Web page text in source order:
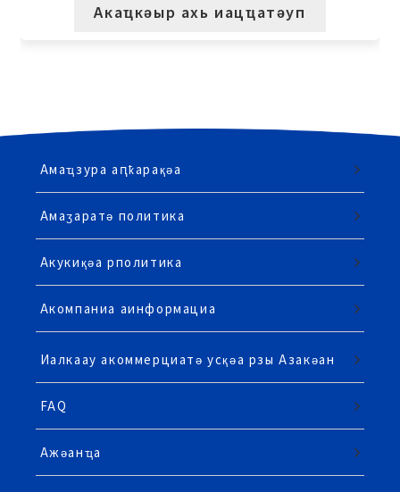
Акаҵкәыр ахь иацҵатәуп
Амаҵзура аԥҟарақәа
Амаӡаратә политика
Акукиқәа рполитика
Акомпаниа аинформациа
Иалкаау акоммерциатә усқәа рзы Азакәан
FAQ
Ажәанҵа